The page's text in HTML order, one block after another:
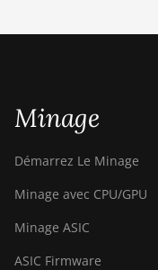
Hyd 2U (27Gh)
BITMAIN
AntMiner S15
BITMAIN
AntMiner S17
BITMAIN
(53Th)
Minage
Démarrez Le Minage
Minage avec CPU/GPU
Minage ASIC
ASIC Firmware